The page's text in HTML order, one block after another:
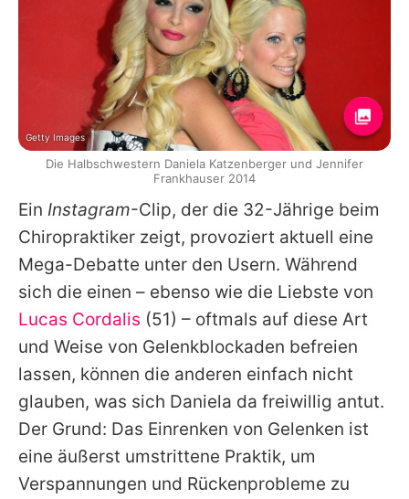
Ein Instagram-Clip, der die 32-Jährige beim
Chiropraktiker zeigt, provoziert aktuell eine
Mega-Debatte unter den Usern. Während
sich die einen – ebenso wie die Liebste von
Lucas Cordalis (51) – oftmals auf diese Art
und Weise von Gelenkblockaden befreien
lassen, können die anderen einfach nicht
glauben, was sich Daniela da freiwillig antut.
Der Grund: Das Einrenken von Gelenken ist
eine äußerst umstrittene Praktik, um
Verspannungen und Rückenprobleme zu
Getty Images
Die Halbschwestern Daniela Katzenberger und Jennifer
Frankhauser 2014